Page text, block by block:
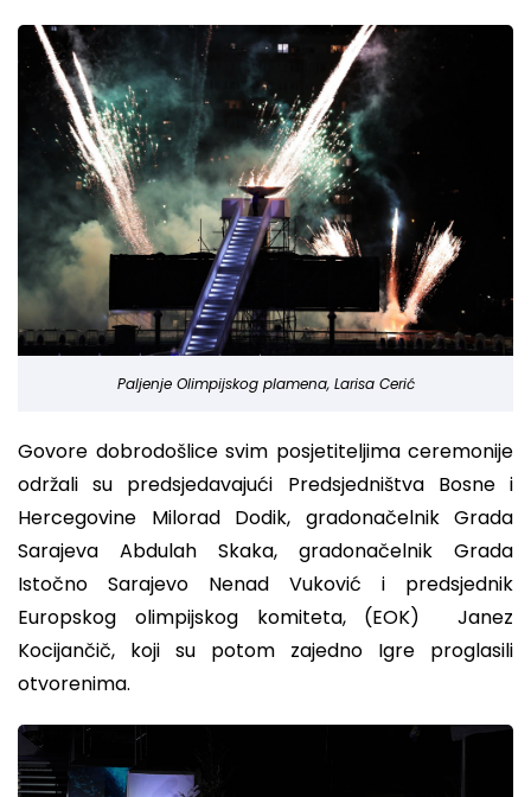
Paljenje Olimpijskog plamena, Larisa Cerić
Govore dobrodošlice svim posjetiteljima ceremonije
održali su predsjedavajući Predsjedništva Bosne i
Hercegovine Milorad Dodik, gradonačelnik Grada
Sarajeva Abdulah Skaka, gradonačelnik Grada
Istočno Sarajevo Nenad Vuković i predsjednik
Europskog olimpijskog komiteta, (EOK) Janez
Kocijančič, koji su potom zajedno Igre proglasili
otvorenima.